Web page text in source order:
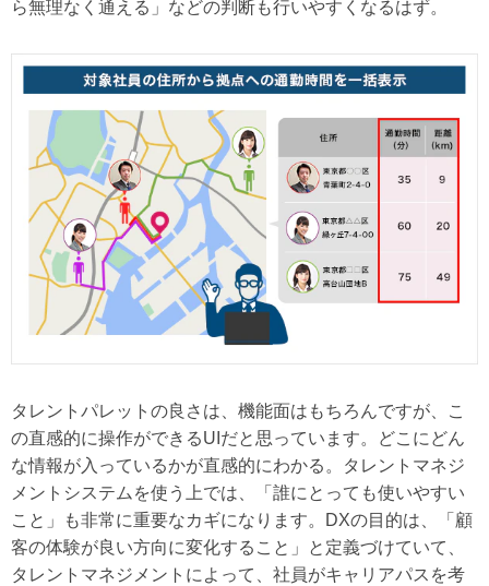
ら無理なく通える」などの判断も行いやすくなるはず。
タレントパレットの良さは、機能面はもちろんですが、こ
の直感的に操作ができるUIだと思っています。どこにどん
な情報が入っているかが直感的にわかる。タレントマネジ
メントシステムを使う上では、「誰にとっても使いやすい
こと」も非常に重要なカギになります。DXの目的は、「顧
客の体験が良い方向に変化すること」と定義づけていて、
タレントマネジメントによって、社員がキャリアパスを考